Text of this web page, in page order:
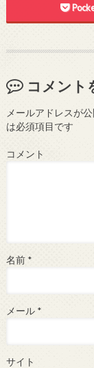
コメント
メールアドレスが
は必須項目です
コメント
名前 *
メール *
サイト